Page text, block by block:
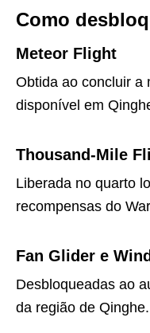
Como
Meteor Flight
Obtida ao concluir a
disponível em
Thousand-Mile
Liberada no quarto
recompensas do
Fan Glider e
Desbloqueadas ao
da região de Qinghe.